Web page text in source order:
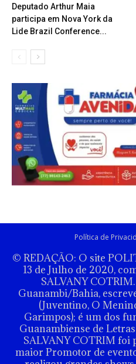
Deputado Arthur Maia
participa em Nova York da
Lide Brazil Conference...
Política de
© REDAÇÃO: O site
13 de Julho de 2020,
SALVANY
Guanambi/Bahia,
(Juventino, O
Garimpos); é um dos
Guanambiense de
SALVANY COTRIM foi
maior Promotor de